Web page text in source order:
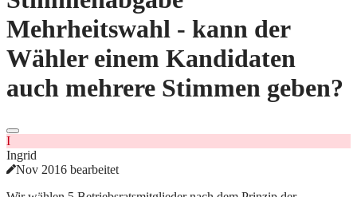
Mehrheitswahl - kann der
Wähler einem Kandidaten
auch mehrere Stimmen geben?
I
Ingrid
Nov 2016 bearbeitet